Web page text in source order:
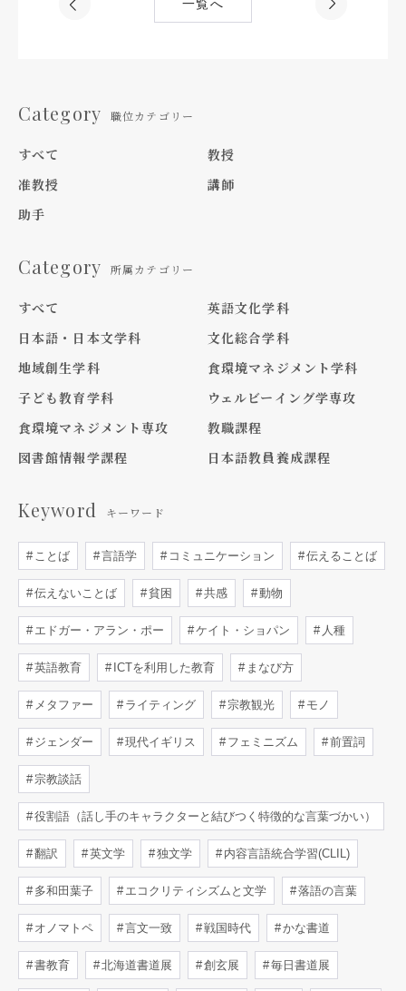
一覧へ
Category 職位カテゴリー
すべて
教授
准教授
講師
助手
Category 所属カテゴリー
すべて
英語文化学科
日本語・日本文学科
文化総合学科
地域創生学科
食環境マネジメント学科
子ども教育学科
ウェルビーイング学専攻
食環境マネジメント専攻
教職課程
図書館情報学課程
日本語教員養成課程
Keyword キーワード
ことば 言語学 コミュニケーション 伝えることば
伝えないことば 貧困 共感 動物
エドガー・アラン・ポー ケイト・ショパン 人種
英語教育 ICTを利用した教育 まなび方
メタファー ライティング 宗教観光 モノ
ジェンダー 現代イギリス フェミニズム 前置詞
宗教談話
役割語（話し手のキャラクターと結びつく特徴的な言葉づかい）
翻訳 英文学 独文学 内容言語統合学習(CLIL)
多和田葉子 エコクリティシズムと文学 落語の言葉
オノマトペ 言文一致 戦国時代 かな書道
書教育 北海道書道展 創玄展 毎日書道展